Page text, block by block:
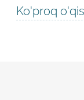
Ko'proq